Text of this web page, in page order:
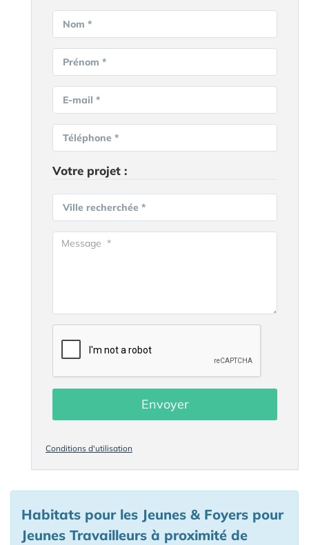
Nom *
Prénom *
E-mail *
Téléphone *
Votre projet :
Ville recherchée *
Envoyer
Conditions d'utilisation
Habitats pour les Jeunes & Foyers pour
Jeunes Travailleurs à proximité de